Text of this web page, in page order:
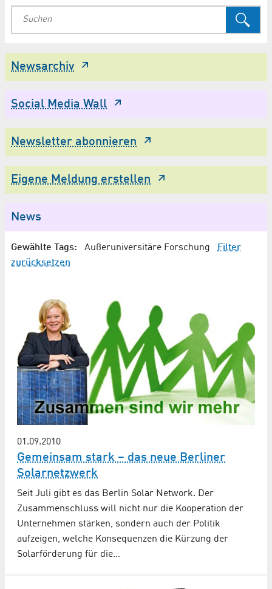
Newsarchiv
Social Media Wall
Newsletter abonnieren
Eigene Meldung erstellen
News
Gewählte Tags: Außeruniversitäre Forschung
Filter
zurücksetzen
01.09.2010
Gemeinsam stark – das neue Berliner
Solarnetzwerk
Seit Juli gibt es das Berlin Solar Network. Der
Zusammenschluss will nicht nur die Kooperation der
Unternehmen stärken, sondern auch der Politik
aufzeigen, welche Konsequenzen die Kürzung der
Solarförderung für die…